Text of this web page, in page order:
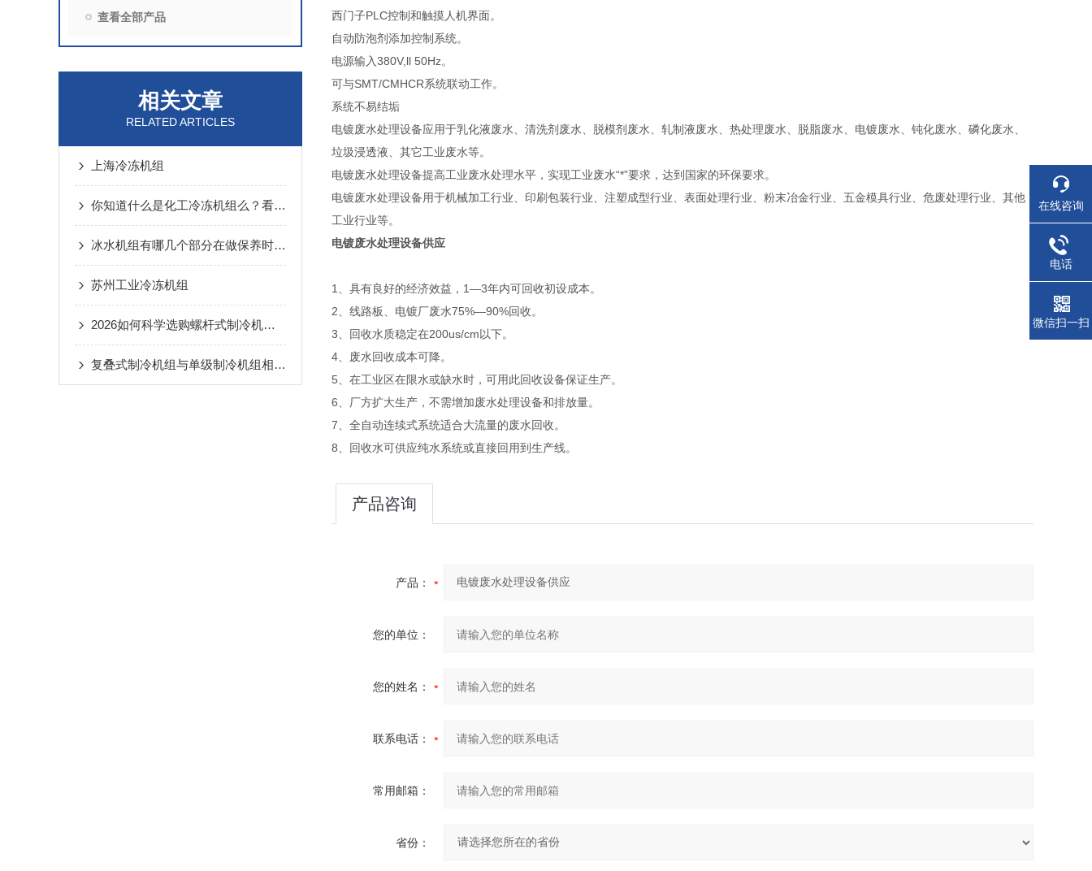
查看全部产品
相关文章
RELATED ARTICLES
上海冷冻机组
你知道什么是化工冷冻机组么？看看本篇
冰水机组有哪几个部分在做保养时需要考虑的呢
苏州工业冷冻机组
2026如何科学选购螺杆式制冷机组：专业指南与厂家推荐
复叠式制冷机组与单级制冷机组相比有哪些优势？
西门子PLC控制和触摸人机界面。
自动防泡剂添加控制系统。
电源输入380V,ll 50Hz。
可与SMT/CMHCR系统联动工作。
系统不易结垢
电镀废水处理设备应用于乳化液废水、清洗剂废水、脱模剂废水、轧制液废水、热处理废水、脱脂废水、电镀废水、钝化废水、磷化废水、
垃圾浸透液、其它工业废水等。
电镀废水处理设备提高工业废水处理水平，实现工业废水“*”要求，达到国家的环保要求。
电镀废水处理设备用于机械加工行业、印刷包装行业、注塑成型行业、表面处理行业、粉末冶金行业、五金模具行业、危废处理行业、其他
工业行业等。
电镀废水处理设备供应
1、具有良好的经济效益，1—3年内可回收初设成本。
2、线路板、电镀厂废水75%—90%回收。
3、回收水质稳定在200us/cm以下。
4、废水回收成本可降。
5、在工业区在限水或缺水时，可用此回收设备保证生产。
6、厂方扩大生产，不需增加废水处理设备和排放量。
7、全自动连续式系统适合大流量的废水回收。
8、回收水可供应纯水系统或直接回用到生产线。
产品咨询
产品：
您的单位：
您的姓名：
联系电话：
常用邮箱：
省份：
在线咨询
电话
微信扫一扫